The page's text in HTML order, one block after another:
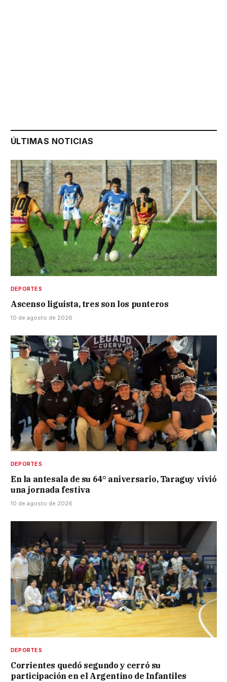
ÚLTIMAS NOTICIAS
DEPORTES
Ascenso liguista, tres son los punteros
10 de agosto de 2026
DEPORTES
En la antesala de su 64° aniversario, Taraguy vivió
una jornada festiva
10 de agosto de 2026
DEPORTES
Corrientes quedó segundo y cerró su
participación en el Argentino de Infantiles